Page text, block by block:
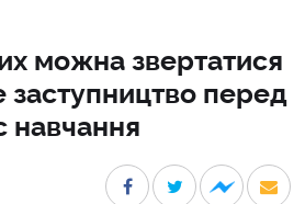
можна звертатися
заступництво перед
навчання